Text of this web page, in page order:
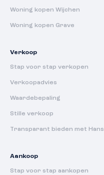
Woning kopen Wijchen
Woning kopen Grave
Verkoop
Stap voor stap verkopen
Verkoopadvies
Waardebepaling
Stille verkoop
Transparant bieden met Hans
Aankoop
Stap voor stap aankopen